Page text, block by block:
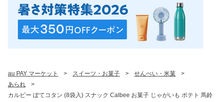
au PAY マーケット > スイーツ・お菓子 > せんべい・米菓
>
あられ
>
カルビー ぽてコタン (8袋入) スナック Calbee お菓子 じゃがいも ポテト 馬鈴